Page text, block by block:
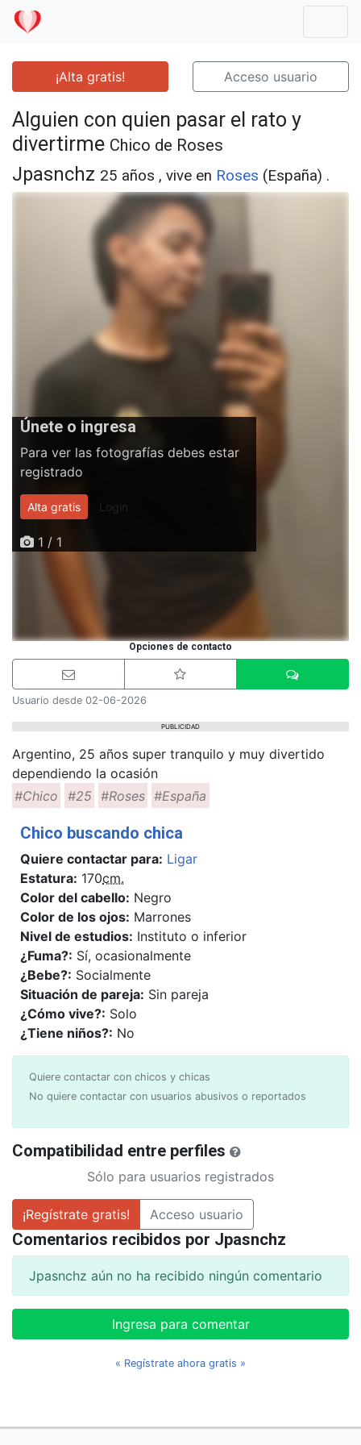
¡Alta gratis! Acceso usuario
Alguien con quien pasar el rato y
divertirme Chico de Roses
Jpasnchz 25 años , vive en Roses (España) .
Únete o ingresa
Para ver las fotografías debes estar
registrado
Alta gratis Login
1 / 1
Opciones de contacto
Usuario desde 02-06-2026
PUBLICIDAD
Argentino, 25 años super tranquilo y muy divertido
dependiendo la ocasión
#Chico
#25 #Roses #España
Chico buscando chica
Quiere contactar para: Ligar
Estatura: 170cm.
Color del cabello: Negro
Color de los ojos: Marrones
Nivel de estudios: Instituto o inferior
¿Fuma?: Sí, ocasionalmente
¿Bebe?: Socialmente
Situación de pareja: Sin pareja
¿Cómo vive?: Solo
¿Tiene niños?: No
Quiere contactar con chicos y chicas
No quiere contactar con usuarios abusivos o reportados
Compatibilidad entre perfiles
Sólo para usuarios registrados
¡Regístrate gratis! Acceso usuario
Comentarios recibidos por Jpasnchz
Jpasnchz aún no ha recibido ningún comentario
Ingresa para comentar
« Regístrate ahora gratis »